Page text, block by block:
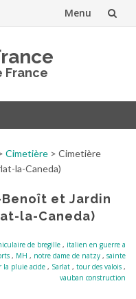
Menu
France
Cimetière > Cimetière
la-Caneda)
et Jardin
la-Caneda)
de bregille , italien en guerre a
, MH , notre dame de natzy , sainte
la pluie acide , Sarlat , tour des valois ,
vauban construction